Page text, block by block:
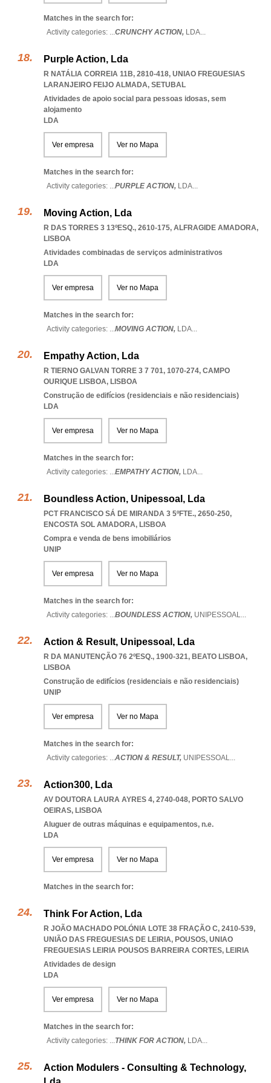
Matches in the search for:
Activity categories: ...CRUNCHY ACTION, LDA...
Purple Action, Lda
R NATÁLIA CORREIA 11B, 2810-418, UNIAO FREGUESIAS
LARANJEIRO FEIJO ALMADA, SETUBAL
Atividades de apoio social para pessoas idosas, sem
alojamento
LDA
Ver empresa Ver no Mapa
Matches in the search for:
Activity categories: ...PURPLE ACTION, LDA...
Moving Action, Lda
R DAS TORRES 3 13ºESQ., 2610-175, ALFRAGIDE AMADORA,
LISBOA
Atividades combinadas de serviços administrativos
LDA
Ver empresa Ver no Mapa
Matches in the search for:
Activity categories: ...MOVING ACTION, LDA...
Empathy Action, Lda
R TIERNO GALVAN TORRE 3 7 701, 1070-274, CAMPO
OURIQUE LISBOA, LISBOA
Construção de edifícios (residenciais e não residenciais)
LDA
Ver empresa Ver no Mapa
Matches in the search for:
Activity categories: ...EMPATHY ACTION, LDA...
Boundless Action, Unipessoal, Lda
PCT FRANCISCO SÁ DE MIRANDA 3 5ºFTE., 2650-250,
ENCOSTA SOL AMADORA, LISBOA
Compra e venda de bens imobiliários
UNIP
Ver empresa Ver no Mapa
Matches in the search for:
Activity categories: ...BOUNDLESS ACTION, UNIPESSOAL...
Action & Result, Unipessoal, Lda
R DA MANUTENÇÃO 76 2ºESQ., 1900-321, BEATO LISBOA,
LISBOA
Construção de edifícios (residenciais e não residenciais)
UNIP
Ver empresa Ver no Mapa
Matches in the search for:
Activity categories: ...ACTION & RESULT, UNIPESSOAL...
Action300, Lda
AV DOUTORA LAURA AYRES 4, 2740-048, PORTO SALVO
OEIRAS, LISBOA
Aluguer de outras máquinas e equipamentos, n.e.
LDA
Ver empresa Ver no Mapa
Matches in the search for:
Think For Action, Lda
R JOÃO MACHADO POLÓNIA LOTE 38 FRAÇÃO C, 2410-539,
UNIÃO DAS FREGUESIAS DE LEIRIA, POUSOS, UNIAO
FREGUESIAS LEIRIA POUSOS BARREIRA CORTES, LEIRIA
Atividades de design
LDA
Ver empresa Ver no Mapa
Matches in the search for:
Activity categories: ...THINK FOR ACTION, LDA...
Action Modulers - Consulting & Technology,